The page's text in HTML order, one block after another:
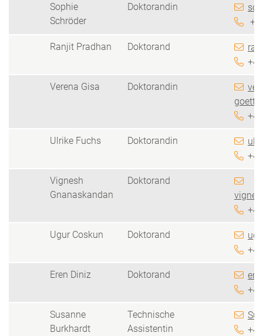
Sophie
Schröder
Doktorandin
Ranjit Pradhan Doktorand
Verena Gisa Doktorandin
Ulrike Fuchs Doktorandin
Vignesh
Gnanaskandan
Doktorand
Ugur Coskun Doktorand
Eren Diniz Doktorand
Susanne
Burkhardt
Technische
Assistentin